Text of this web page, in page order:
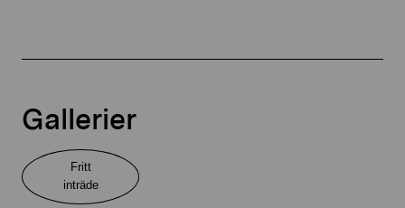
Gallerier
Fritt
inträde